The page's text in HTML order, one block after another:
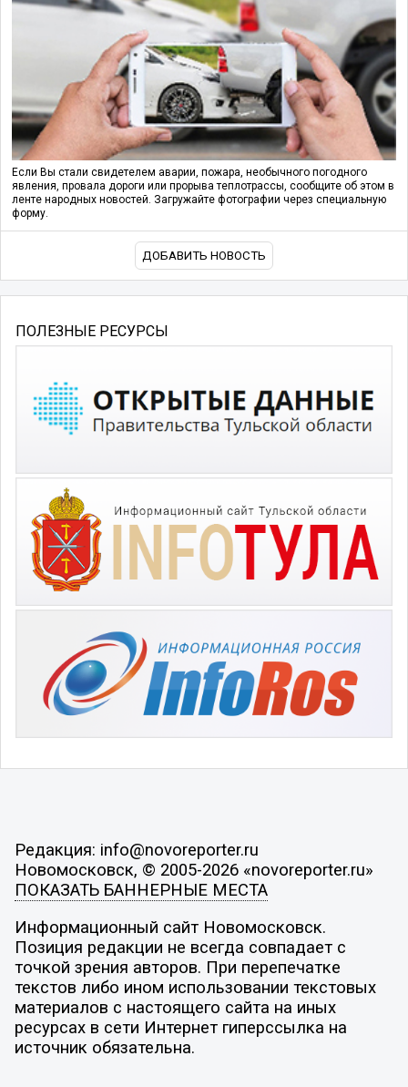
Если Вы стали свидетелем аварии, пожара, необычного погодного
явления, провала дороги или прорыва теплотрассы, сообщите об этом в
ленте народных новостей. Загружайте фотографии через специальную
форму.
ДОБАВИТЬ НОВОСТЬ
ПОЛЕЗНЫЕ РЕСУРСЫ
Редакция: info@novoreporter.ru
Новомосковск, © 2005-2026 «novoreporter.ru»
ПОКАЗАТЬ БАННЕРНЫЕ МЕСТА
Информационный сайт Новомосковск.
Позиция редакции не всегда совпадает с
точкой зрения авторов. При перепечатке
текстов либо ином использовании текстовых
материалов с настоящего сайта на иных
ресурсах в сети Интернет гиперссылка на
источник обязательна.